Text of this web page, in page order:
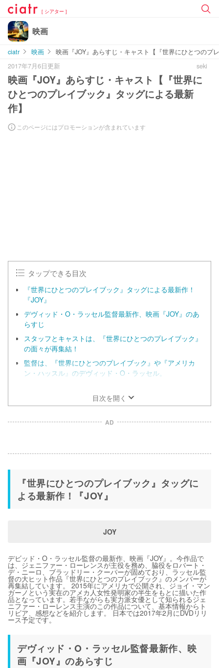
[ シアター ]
映画
ciatr 映画
映画『JOY』あらすじ・キャスト【『世界にひとつのプ
2017年7月6日更新
seki
映画『JOY』あらすじ・キャスト【『世界に
ひとつのプレイブック』タッグによる最新
作】
このページにはプロモーションが含まれています
タップできる目次
『世界にひとつのプレイブック』タッグによる最新作！
『JOY』
デヴィッド・O・ラッセル監督最新作、映画『JOY』のあ
らすじ
スタッフとキャストは、『世界にひとつのプレイブック』
の面々が再集結！
監督は、『世界にひとつのプレイブック』や『アメリカ
ン・ハッスル』のデヴィッド・O・ラッセル。
目次を開く
AD
『世界にひとつのプレイブック』タッグに
よる最新作！『JOY』
JOY
デビッド・O・ラッセル監督の最新作、映画『JOY』。今作品で
は、ジェニファー・ローレンスが主役を務め、脇役をロバート・
デ・ニーロ、ブラッドリー・クーパーが固めており、ラッセル監
督の大ヒット作品『世界にひとつのプレイブック』のメンバーが
再集結しています。 2015年にアメリカで公開され、ジョイ・マン
ガーノという実在のアメカ人女性発明家の半生をもとに描いた作
品となっています。若手ながらも実力派女優として知られるジェ
ニファー・ローレンス主演のこの作品について、基本情報からト
リビア、感想などを紹介します。 日本では2017年2月にDVDリリ
ース予定です。
デヴィッド・O・ラッセル監督最新作、映
画『JOY』のあらすじ